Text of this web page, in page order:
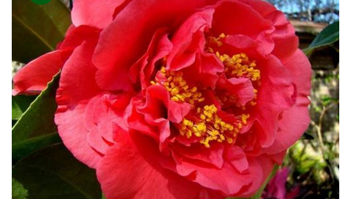
product view